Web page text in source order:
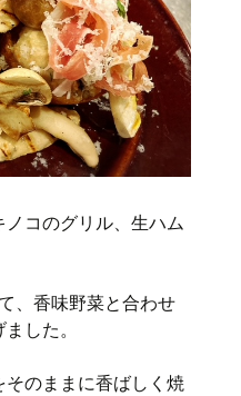
ノコのグリル、生ハム
、香味野菜と合わせ
した。
のままに香ばしく焼